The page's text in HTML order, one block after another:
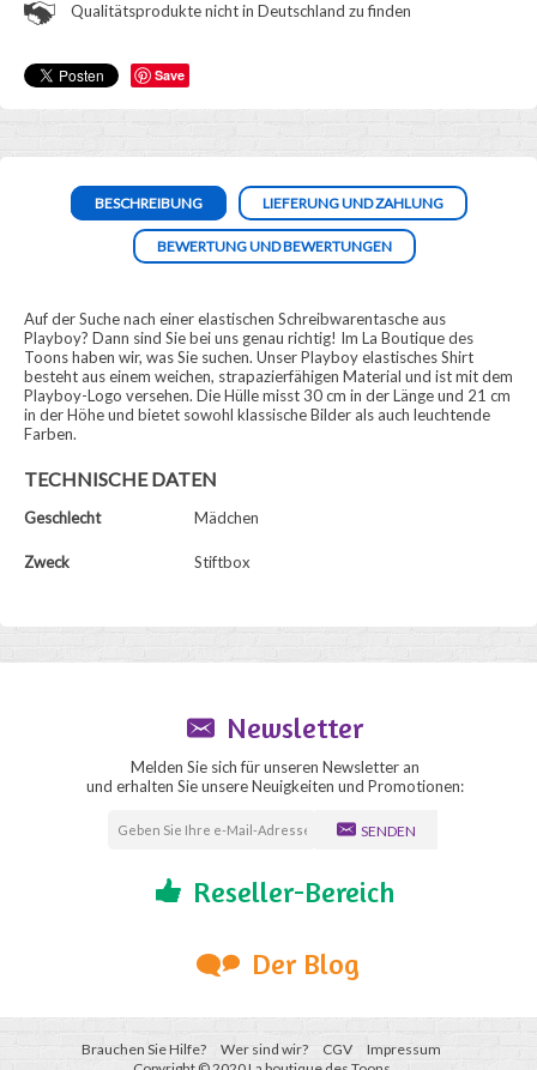
Save
Qualitätsprodukte nicht in Deutschland zu finden
BESCHREIBUNG LIEFERUNG UND ZAHLUNG
BEWERTUNG UND BEWERTUNGEN
Auf der Suche nach einer elastischen Schreibwarentasche aus
Playboy? Dann sind Sie bei uns genau richtig! Im La Boutique des
Toons haben wir, was Sie suchen. Unser Playboy elastisches Shirt
besteht aus einem weichen, strapazierfähigen Material und ist mit dem
Playboy-Logo versehen. Die Hülle misst 30 cm in der Länge und 21 cm
in der Höhe und bietet sowohl klassische Bilder als auch leuchtende
Farben.
TECHNISCHE DATEN
Geschlecht Mädchen
Zweck Stiftbox
Newsletter
Melden Sie sich für unseren Newsletter an
und erhalten Sie unsere Neuigkeiten und Promotionen:
SENDEN
Reseller-Bereich
Der Blog
Brauchen Sie Hilfe? Wer sind wir? CGV
Impressum